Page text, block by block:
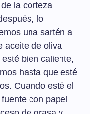
la corteza
lo
una sartén a
aceite de oliva
bien caliente,
hasta que esté
Cuando esté el
con papel